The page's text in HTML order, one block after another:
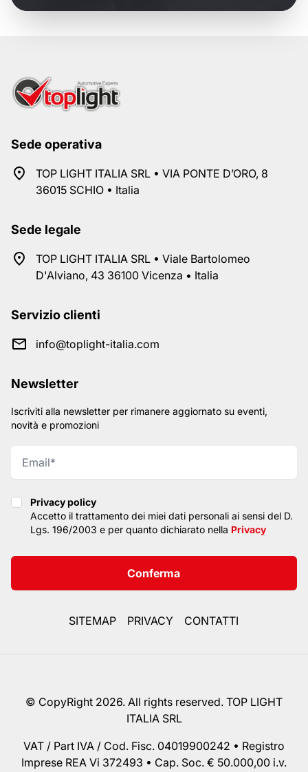
Sede operativa
TOP LIGHT ITALIA SRL • VIA PONTE D’ORO, 8
36015 SCHIO • Italia
Sede legale
TOP LIGHT ITALIA SRL • Viale Bartolomeo
D'Alviano, 43 36100 Vicenza • Italia
Servizio clienti
info@toplight-italia.com
Newsletter
Iscriviti alla newsletter per rimanere aggiornato su eventi,
novità e promozioni
Privacy policy
Privacy policy
Accetto il trattamento dei miei dati personali ai sensi del D.
Lgs. 196/2003 e per quanto dichiarato nella Privacy
Conferma
SITEMAP PRIVACY CONTATTI
© CopyRight 2026. All rights reserved. TOP LIGHT
ITALIA SRL
VAT / Part IVA / Cod. Fisc. 04019900242 • Registro
Imprese REA Vi 372493 • Cap. Soc. € 50.000,00 i.v.